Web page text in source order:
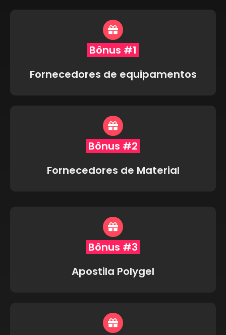
Bônus #1
Fornecedores de equipamentos
Bônus #2
Fornecedores de Material
Bônus #3
Apostila Polygel